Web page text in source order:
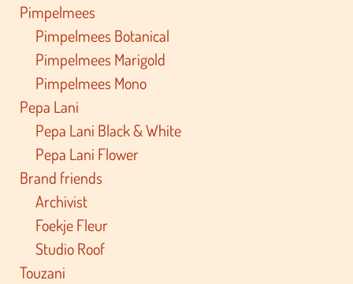
Pimpelmees
Pimpelmees Botanical
Pimpelmees Marigold
Pimpelmees Mono
Pepa Lani
Pepa Lani Black & White
Pepa Lani Flower
Brand friends
Archivist
Foekje Fleur
Studio Roof
Touzani